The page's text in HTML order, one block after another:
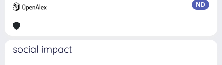
ND
social impact